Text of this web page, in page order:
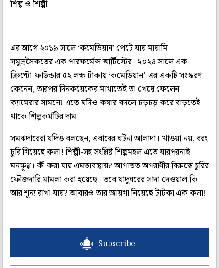
শিল্প ও শিল্পী।
এর আগে ২০১৯ সালে ‘কমেডিয়ান’ পেটে যায় মায়ামি
সমুদ্রসৈকতের এক পারফর্মেন্স আর্টিস্টের। ২০২৪ সালে এক
ক্রিপ্টো-ফাউন্ডার ৫২ লক্ষ টাকায় ‘কমেডিয়ান’-এর একটি সংস্করণ
কেনেন, তারপর দিনকয়েকের মাথাতেই তা খেয়ে ফেলেন
ক্যামেরার সামনে! এতে যদিও কমার বদলে চড়চড় করে বাড়তেই
থাকে শিল্পকর্মটির দাম।
সমঝদারেরা যদিও বলছেন, এবারের ঘটনা আলাদা। খাওয়া নয়, বরং
চুরি গিয়েছে কলা! শিল্পী-সহ সংশ্লিষ্ট শিল্পমহল এতে যারপরনাই
মনক্ষুণ্ণ। কী করা যায় এমতাবস্থায়? আপাতত অপরাধীর বিরুদ্ধে চুরির
ফৌজদারি মামলা করা হয়েছে। তবে যাদুঘরের সাদা দেওয়াল কি
আর শূন্য রাখা যায়? আবারও তার জায়গা নিয়েছে টাটকা এক কলা!
Subscribe